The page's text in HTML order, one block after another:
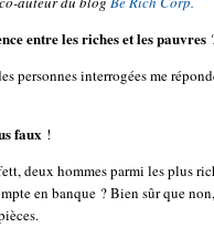
entre les riches et les pauvres
personnes interrogées me
faux !
deux hommes parmi les plus
en banque ? Bien sûr que